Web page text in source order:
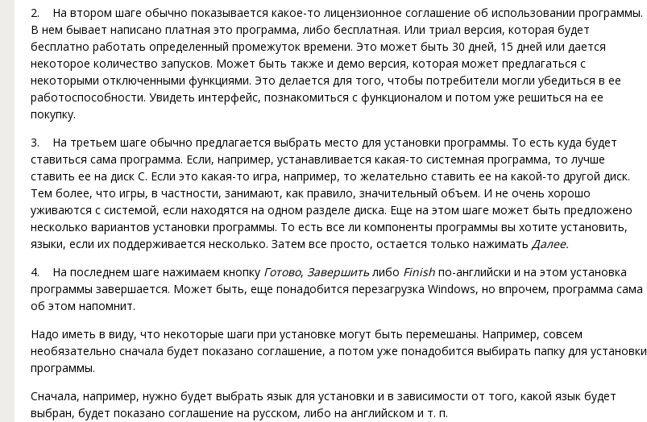
2. На втором шаге обычно показывается какое-то лицензионное соглашение об использовании программы.
В нем бывает написано платная это программа, либо бесплатная. Или триал версия, которая будет
бесплатно работать определенный промежуток времени. Это может быть 30 дней, 15 дней или дается
некоторое количество запусков. Может быть также и демо версия, которая может предлагаться с
некоторыми отключенными функциями. Это делается для того, чтобы потребители могли убедиться в ее
работоспособности. Увидеть интерфейс, познакомиться с функционалом и потом уже решиться на ее
покупку.
3. На третьем шаге обычно предлагается выбрать место для установки программы. То есть куда будет
ставиться сама программа. Если, например, устанавливается какая-то системная программа, то лучше
ставить ее на диск C. Если это какая-то игра, например, то желательно ставить ее на какой-то другой диск.
Тем более, что игры, в частности, занимают, как правило, значительный объем. И не очень хорошо
уживаются с системой, если находятся на одном разделе диска. Еще на этом шаге может быть предложено
несколько вариантов установки программы. То есть все ли компоненты программы вы хотите установить,
языки, если их поддерживается несколько. Затем все просто, остается только нажимать Далее.
4. На последнем шаге нажимаем кнопку Готово, Завершитьлибо Finish по-английски и на этом установка
программы завершается. Может быть, еще понадобится перезагрузка Windows, но впрочем, программа сама
об этом напомнит.
Надо иметь в виду, что некоторые шаги при установке могут быть перемешаны. Например, совсем
необязательно сначала будет показано соглашение, а потом уже понадобится выбирать папку для установки
программы.
Сначала, например, нужно будет выбрать язык для установки и в зависимости от того, какой язык будет
выбран, будет показано соглашение на русском, либо на английском и т. п.